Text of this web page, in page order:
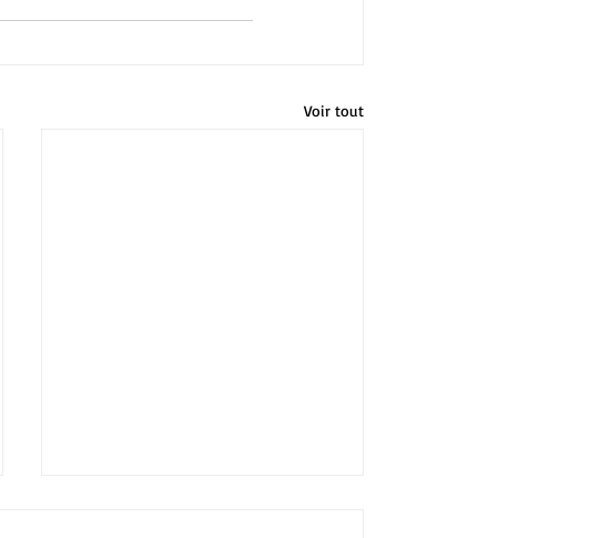
Voir tout